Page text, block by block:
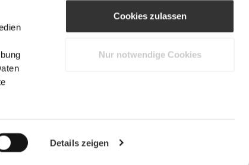
Details zeigen
Cookies zulassen
Nur notwendige Cookies